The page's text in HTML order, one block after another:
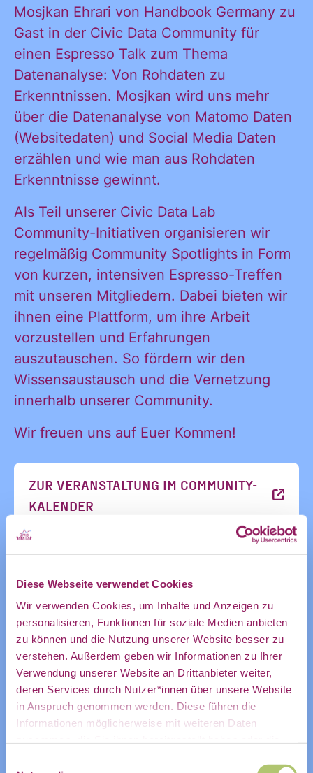
Diese Webseite verwendet Cookies
Wir verwenden Cookies, um Inhalte und Anzeigen zu
personalisieren, Funktionen für soziale Medien anbieten
zu können und die Nutzung unserer Website besser zu
verstehen. Außerdem geben wir Informationen zu Ihrer
Verwendung unserer Website an Drittanbieter weiter,
deren Services durch Nutzer*innen über unsere Website
in Anspruch genommen werden. Diese führen die
Informationen möglicherweise mit weiteren Daten
Mosjkan Ehrari von Handbook Germany zu
Gast in der Civic Data Community für
einen Espresso Talk zum Thema
Datenanalyse: Von Rohdaten zu
Erkenntnissen. Mosjkan wird uns mehr
über die Datenanalyse von Matomo Daten
(Websitedaten) und Social Media Daten
erzählen und wie man aus Rohdaten
Erkenntnisse gewinnt.
Als Teil unserer Civic Data Lab
Community-Initiativen organisieren wir
regelmäßig Community Spotlights in Form
von kurzen, intensiven Espresso-Treffen
mit unseren Mitgliedern. Dabei bieten wir
ihnen eine Plattform, um ihre Arbeit
vorzustellen und Erfahrungen
auszutauschen. So fördern wir den
Wissensaustausch und die Vernetzung
innerhalb unserer Community.
Wir freuen uns auf Euer Kommen!
ZUR VERANSTALTUNG IM COMMUNITY-
KALENDER
ZUM KALENDER HINZUFÜGEN
Ja, ich möchte
alle
Informationen
und
Ankündigungen
des CDL direkt
in mein
persönliches
Postfach:
Ja, ich
möchte alle
und
des CDL
direkt in
mein
persönliches